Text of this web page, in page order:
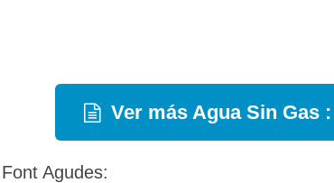
Ver más Agua Sin Gas
Agudes: